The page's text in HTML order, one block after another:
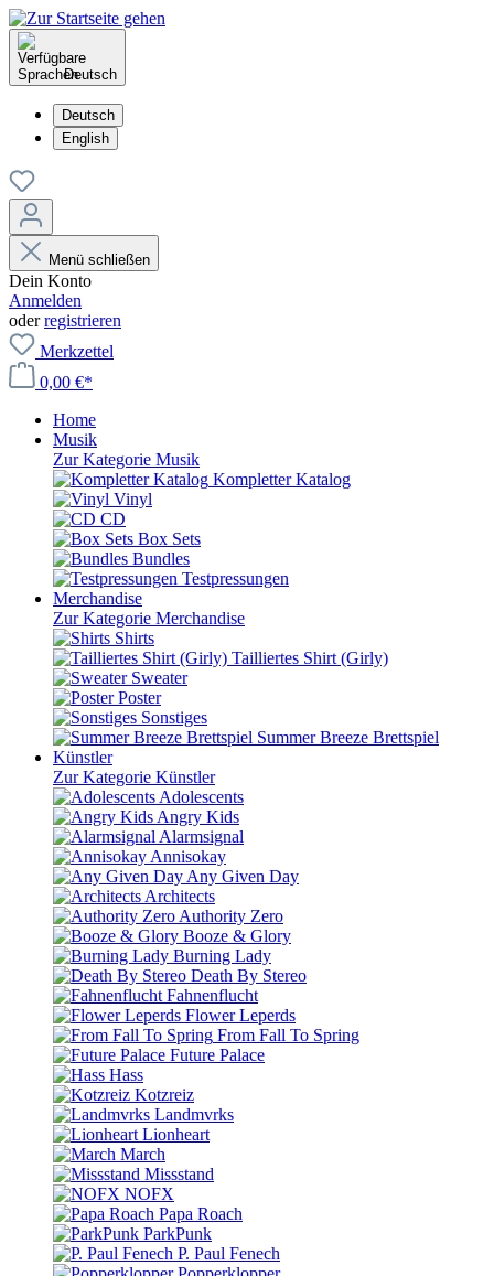
Deutsch
Deutsch
English
Menü schließen
Dein Konto
Anmelden
oderregistrieren
Merkzettel
0,00 €*
Home
Musik
Zur Kategorie Musik
Kompletter Katalog
Vinyl
CD
Box Sets
Bundles
Testpressungen
Merchandise
Zur Kategorie Merchandise
Shirts
Tailliertes Shirt (Girly)
Sweater
Poster
Sonstiges
Summer Breeze Brettspiel
Künstler
Zur Kategorie Künstler
Adolescents
Angry Kids
Alarmsignal
Annisokay
Any Given Day
Architects
Authority Zero
Booze & Glory
Burning Lady
Death By Stereo
Fahnenflucht
Flower Leperds
From Fall To Spring
Future Palace
Hass
Kotzreiz
Landmvrks
Lionheart
March
Missstand
NOFX
Papa Roach
ParkPunk
P. Paul Fenech